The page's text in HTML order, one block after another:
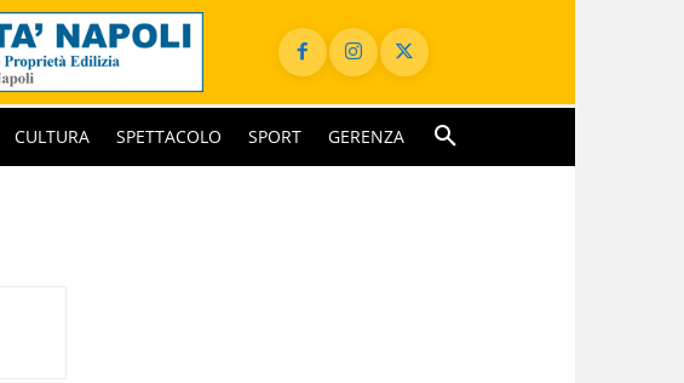
CULTURA SPETTACOLO SPORT GERENZA